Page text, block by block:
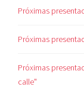
Próximas
Próximas
Próximas
calle"